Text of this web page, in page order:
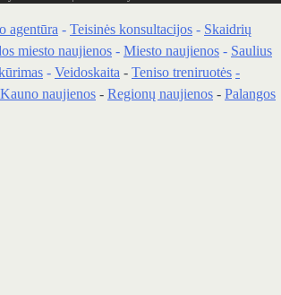
agentūra - Teisinės konsultacijos - Skaidrių
miesto naujienos - Miesto naujienos - Saulius
- Veidoskaita - Teniso treniruotės -
Kauno naujienos - Regionų naujienos - Palangos